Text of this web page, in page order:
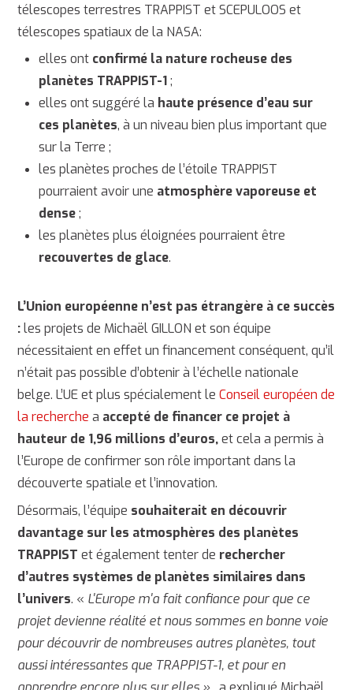
télescopes terrestres TRAPPIST et SCEPULOOS et
télescopes spatiaux de la NASA:
elles ont confirmé la nature rocheuse des
planètes TRAPPIST-1;
elles ont suggéré la haute présence d’eau sur
ces planètes, à un niveau bien plus important que
sur la Terre ;
les planètes proches de l’étoile TRAPPIST
pourraient avoir une atmosphère vaporeuse et
dense;
les planètes plus éloignées pourraient être
recouvertes de glace.
L’Union européenne n’est pas étrangère à ce succès
:les projets de Michaël GILLON et son équipe
nécessitaient en effet un financement conséquent, qu’il
n’était pas possible d’obtenir à l’échelle nationale
belge. L’UE et plus spécialement leConseil européen de
la recherche a accepté de financer ce projet à
hauteur de 1,96 millions d’euros,et cela a permis à
l’Europe de confirmer son rôle important dans la
découverte spatiale et l’innovation.
Désormais, l’équipe souhaiterait en découvrir
davantage sur les atmosphères des planètes
TRAPPIST et également tenter de rechercher
d’autres systèmes de planètes similaires dans
l’univers. « L'Europe m'a fait confiance pour que ce
projet devienne réalité et nous sommes en bonne voie
pour découvrir de nombreuses autres planètes, tout
aussi intéressantes que TRAPPIST-1, et pour en